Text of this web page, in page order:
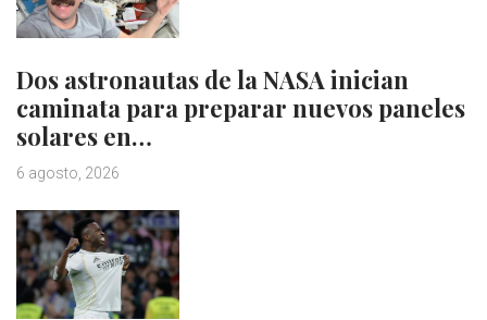
Dos astronautas de la NASA inician
caminata para preparar nuevos paneles
solares en…
6 agosto, 2026